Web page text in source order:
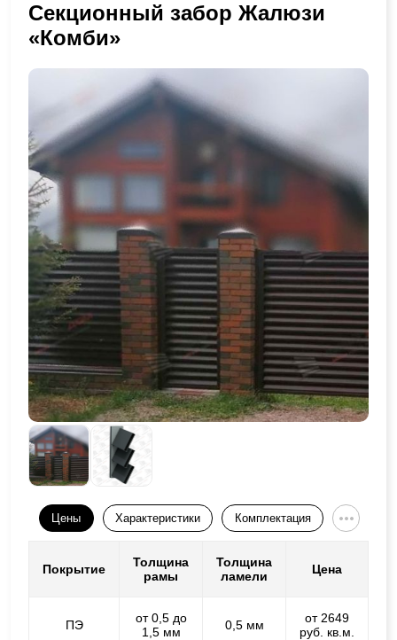
Секционный забор Жалюзи
«Комби»
Цены Характеристики Комплектация
Покрытие
Толщина
рамы
Толщина
ламели
Цена
ПЭ
от 0,5 до
1,5 мм
0,5 мм
от 2649
руб. кв.м.